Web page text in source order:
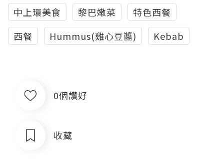
中上環美食 黎巴嫩菜
特色西餐
西餐
Hummus(雞心豆醬) Kebab
0個讚好
收藏